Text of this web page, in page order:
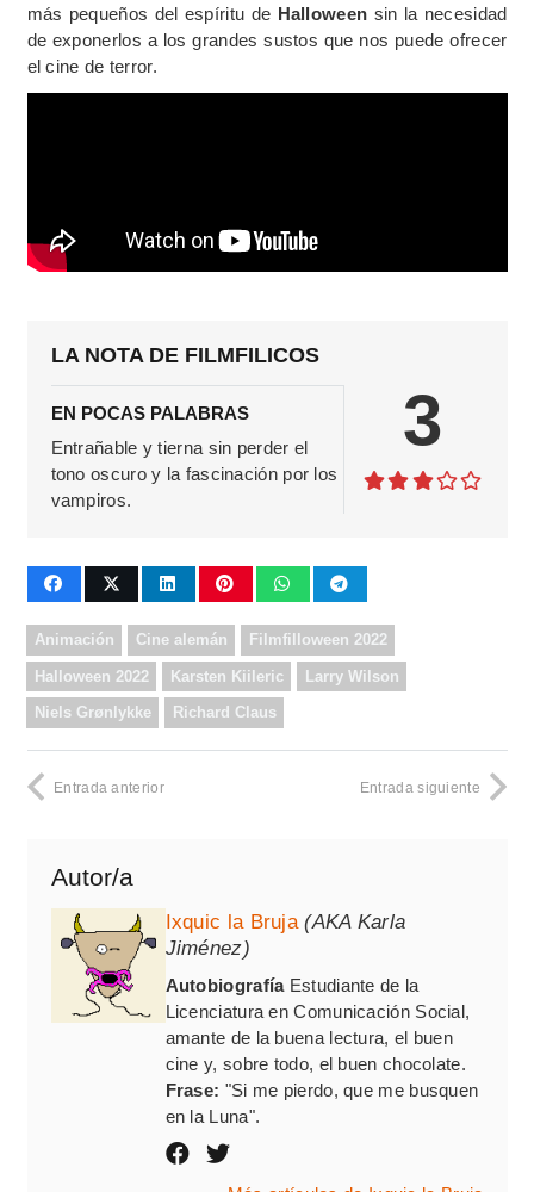
más pequeños del espíritu de Halloween sin la necesidad
de exponerlos a los grandes sustos que nos puede ofrecer
el cine de terror.
LA NOTA DE FILMFILICOS
EN POCAS PALABRAS
Entrañable y tierna sin perder el
tono oscuro y la fascinación por los
vampiros.
3
Animación Cine alemán Filmfilloween 2022
Halloween 2022 Karsten Kiileric Larry Wilson
Niels Grønlykke Richard Claus
Entrada anterior Entrada siguiente
Autor/a
Ixquic la Bruja (AKA Karla
Jiménez)
AutobiografíaEstudiante de la
Licenciatura en Comunicación Social,
amante de la buena lectura, el buen
cine y, sobre todo, el buen chocolate.
Frase: "Si me pierdo, que me busquen
en la Luna".